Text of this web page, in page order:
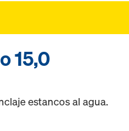
15,0
estancos al agua.